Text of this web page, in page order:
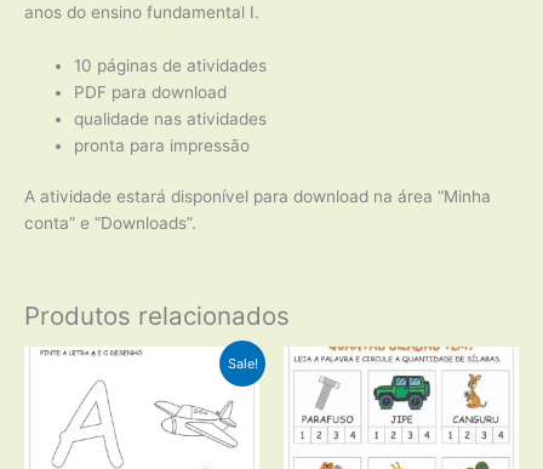
anos do ensino fundamental I.
10 páginas de atividades
PDF para download
qualidade nas atividades
pronta para impressão
A atividade estará disponível para download na área “Minha
conta” e “Downloads”.
Produtos relacionados
Sale!